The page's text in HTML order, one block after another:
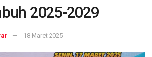
2025-2029
18 Maret 2025